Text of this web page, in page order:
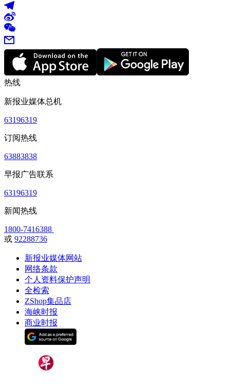
热线
新报业媒体总机
63196319
订阅热线
63883838
早报广告联系
63196319
新闻热线
1800-7416388
或 92288736
新报业媒体网站
网络条款
个人资料保护声明
全检索
ZShop集品店
海峡时报
商业时报